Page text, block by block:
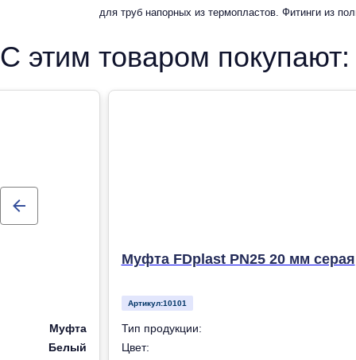
для труб напорных из термопластов. Фитинги из
отопления
С этим товаром покупают:
Муфта
Белый
Муфта FDplast PN25 20 мм серая
Артикул:10101
Тип продукции:
Цвет: